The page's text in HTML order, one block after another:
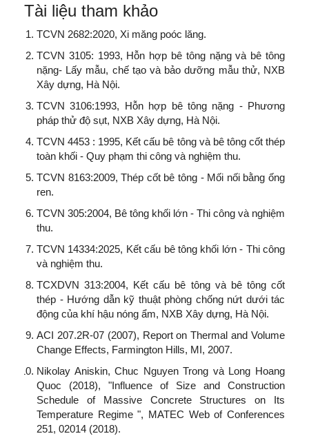
Tài liệu tham khảo
TCVN 2682:2020, Xi măng poóc lăng.
TCVN 3105: 1993, Hỗn hợp bê tông nặng và bê tông
nặng- Lấy mẫu, chế tạo và bảo dưỡng mẫu thử, NXB
Xây dựng, Hà Nội.
TCVN 3106:1993, Hỗn hợp bê tông nặng - Phương
pháp thử độ sụt, NXB Xây dựng, Hà Nội.
TCVN 4453 : 1995, Kết cấu bê tông và bê tông cốt thép
toàn khối - Quy phạm thi công và nghiệm thu.
TCVN 8163:2009, Thép cốt bê tông - Mối nối bằng ống
ren.
TCVN 305:2004, Bê tông khối lớn - Thi công và nghiệm
thu.
TCVN 14334:2025, Kết cấu bê tông khối lớn - Thi công
và nghiệm thu.
TCXDVN 313:2004, Kết cấu bê tông và bê tông cốt
thép - Hướng dẫn kỹ thuật phòng chống nứt dưới tác
động của khí hậu nóng ẩm, NXB Xây dựng, Hà Nội.
ACI 207.2R-07 (2007), Report on Thermal and Volume
Change Effects, Farmington Hills, MI, 2007.
Nikolay Aniskin, Chuc Nguyen Trong và Long Hoang
Quoc (2018), "Influence of Size and Construction
Schedule of Massive Concrete Structures on Its
Temperature Regime ", MATEC Web of Conferences
251, 02014 (2018).